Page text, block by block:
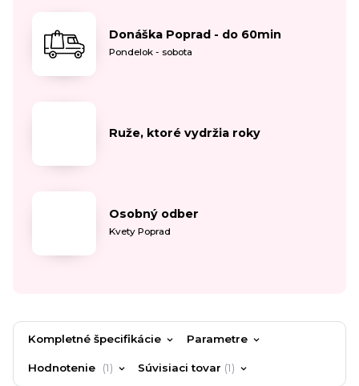
Donáška Poprad - do 60min
Pondelok - sobota
Ruže, ktoré vydržia roky
Osobný odber
Kvety Poprad
Kompletné špecifikácie Parametre
Hodnotenie 1 Súvisiaci tovar 1